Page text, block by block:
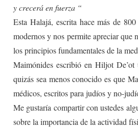
y crecerá en fuerza “
Esta Halajá, escrita hace más de
modernos y nos permite apreciar que
los principios fundamentales de la
Maimónides escribió en Hiljot
quizás sea menos conocido es que
médicos, escritos para judíos y no-
Me gustaría compartir con ustedes
sobre la importancia de la actividad